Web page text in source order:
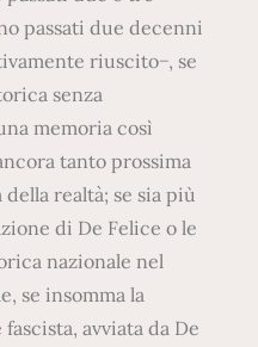
passati due decenni
riuscito−, se
senza
memoria così
tanto prossima
realtà; se sia più
di De Felice o le
nazionale nel
se insomma la
avviata da De